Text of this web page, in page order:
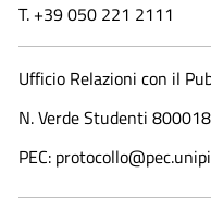
T. +39 050 221 2111
Ufficio Relazioni con il
N. Verde Studenti
PEC: